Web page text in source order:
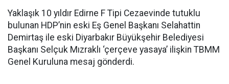
Yaklaşık 10 yıldır Edirne F Tipi Cezaevinde tutuklu
bulunan HDP’nin eski Eş Genel Başkanı Selahattin
Demirtaş ile eski Diyarbakır Büyükşehir Belediyesi
Başkanı Selçuk Mızraklı ‘çerçeve yasaya’ ilişkin TBMM
Genel Kuruluna mesaj gönderdi.